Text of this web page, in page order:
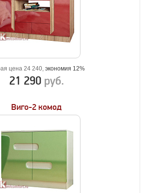
цена 24 240, экономия 12%
21 290 руб.
Виго-2 комод